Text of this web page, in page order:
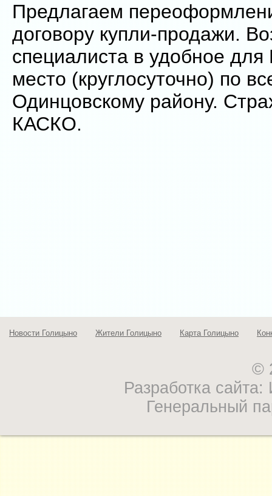
Предлагаем
договору купли-продажи.
специалиста в удобное
место (круглосуточно) по
Одинцовскому району.
КАСКО.
Новости Голицыно Жители Голицыно Карта Голицыно
©
Разработка
Генеральный